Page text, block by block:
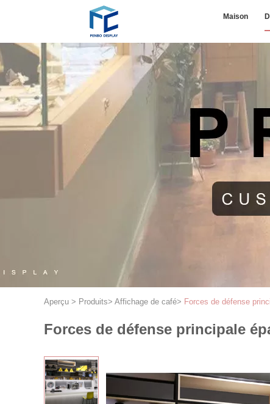
Maison
Aperçu > Produits> Affichage de café> Forces de défense
Forces de défense principale